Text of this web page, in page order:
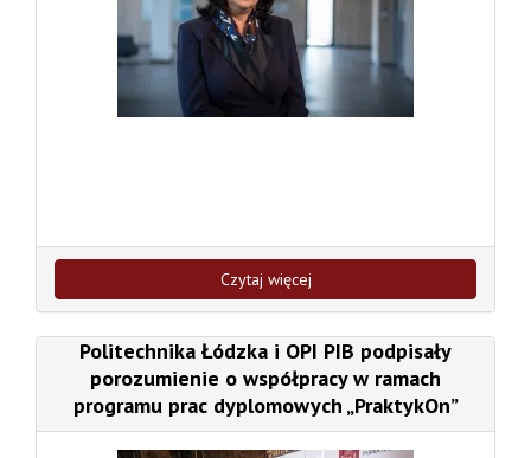
Czytaj więcej
Politechnika Łódzka i OPI PIB podpisały
porozumienie o współpracy w ramach
programu prac dyplomowych „PraktykOn”